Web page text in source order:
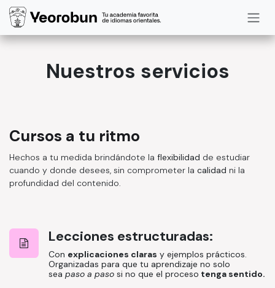
Ir al contenido
Nuestros servicios
Cursos a tu ritmo
Hechos a tu medida brindándote la flexibilidad de estudiar
cuando y donde desees, sin comprometer la calidad ni la
profundidad del contenido.
Lecciones estructuradas:
Con explicaciones claras y ejemplos prácticos.
Organizadas para que tu aprendizaje no solo
sea paso a paso si no que el proceso tenga sentido.